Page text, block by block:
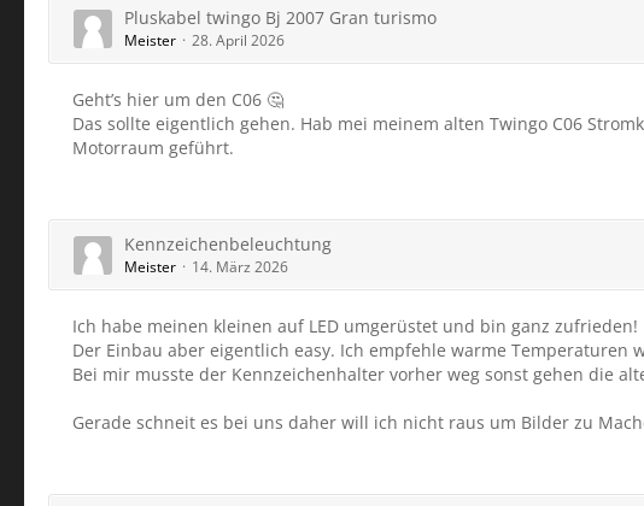
Pluskabel twingo Bj 2007 Gran turismo
Meister 28. April 2026
Geht’s hier um den C06 🤔
Das sollte eigentlich gehen. Hab mei meinem alten Twingo C06
Motorraum geführt.
Kennzeichenbeleuchtung
Meister 14. März 2026
Ich habe meinen kleinen auf LED umgerüstet und bin ganz zufrieden!
Der Einbau aber eigentlich easy. Ich empfehle warme Temperaturen
Bei mir musste der Kennzeichenhalter vorher weg sonst gehen die
Gerade schneit es bei uns daher will ich nicht raus um Bilder zu